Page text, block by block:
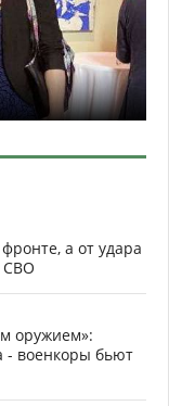
а от удара
СВО
оружием»:
- военкоры бьют